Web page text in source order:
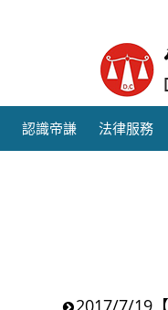
認識帝謙 法律服務
2017/7/19